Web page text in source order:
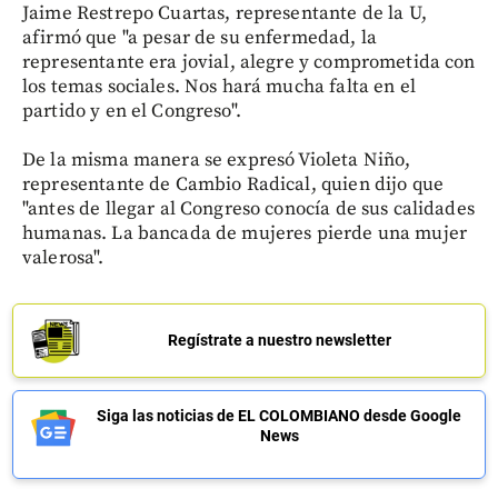
Jaime Restrepo Cuartas, representante de la U,
afirmó que "a pesar de su enfermedad, la
representante era jovial, alegre y comprometida con
los temas sociales. Nos hará mucha falta en el
partido y en el Congreso".
De la misma manera se expresó Violeta Niño,
representante de Cambio Radical, quien dijo que
"antes de llegar al Congreso conocía de sus calidades
humanas. La bancada de mujeres pierde una mujer
valerosa".
Regístrate a nuestro newsletter
Siga las noticias de EL COLOMBIANO desde Google
News